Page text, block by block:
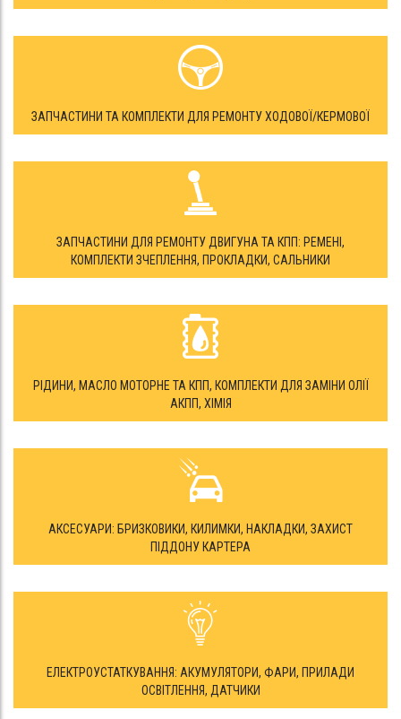
ЗАПЧАСТИНИ ТА КОМПЛЕКТИ ДЛЯ РЕМОНТУ ХОДОВОЇ/КЕРМОВОЇ
ЗАПЧАСТИНИ ДЛЯ РЕМОНТУ ДВИГУНА ТА КПП: РЕМЕНІ,
КОМПЛЕКТИ ЗЧЕПЛЕННЯ, ПРОКЛАДКИ, САЛЬНИКИ
РІДИНИ, МАСЛО МОТОРНЕ ТА КПП, КОМПЛЕКТИ ДЛЯ ЗАМІНИ ОЛІЇ
АКПП, ХІМІЯ
АКСЕСУАРИ: БРИЗКОВИКИ, КИЛИМКИ, НАКЛАДКИ, ЗАХИСТ
ПІДДОНУ КАРТЕРА
ЕЛЕКТРОУСТАТКУВАННЯ: АКУМУЛЯТОРИ, ФАРИ, ПРИЛАДИ
ОСВІТЛЕННЯ, ДАТЧИКИ